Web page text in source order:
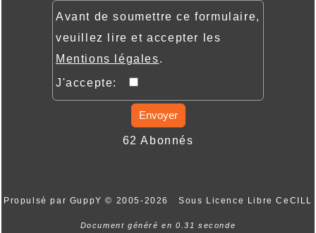
Avant de soumettre ce formulaire,
veuillez lire et accepter les
Mentions légales.
J'accepte:
Envoyer
62 Abonnés
Propulsé par GuppY© 2005-2026 Sous Licence Libre CeCILL
Document généré en 0.31 seconde